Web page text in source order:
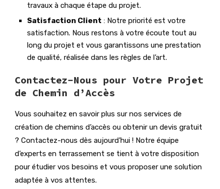
travaux à chaque étape du projet.
Satisfaction Client : Notre priorité est votre
satisfaction. Nous restons à votre écoute tout au
long du projet et vous garantissons une prestation
de qualité, réalisée dans les règles de l’art.
Contactez-Nous pour Votre Projet
de Chemin d’Accès
Vous souhaitez en savoir plus sur nos services de
création de chemins d’accès ou obtenir un devis gratuit
? Contactez-nous dès aujourd’hui ! Notre équipe
d’experts en terrassement se tient à votre disposition
pour étudier vos besoins et vous proposer une solution
adaptée à vos attentes.